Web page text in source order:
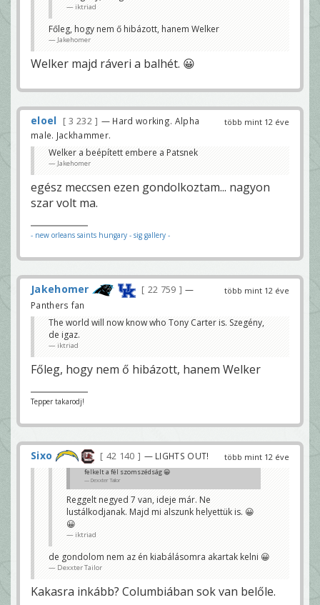
iktriad
Főleg, hogy nem ő hibázott, hanem Welker
Jakehomer
Welker majd ráveri a balhét. 😀
több mint 12 éve
eloel 3 232
— Hard working. Alpha
male. Jackhammer.
Welker a beépített embere a Patsnek
Jakehomer
egész meccsen ezen gondolkoztam... nagyon
szar volt ma.
- new orleans saints hungary - sig gallery -
több mint 12 éve
Jakehomer 22 759
—
Panthers fan
The world will now know who Tony Carter is. Szegény,
de igaz.
iktriad
Főleg, hogy nem ő hibázott, hanem Welker
Tepper takarodj!
több mint 12 éve
Sixo 42 140 — LIGHTS OUT!
felkelt a fél szomszédság 😀
Dexxter Tailor
Reggelt negyed 7 van, ideje már. Ne
lustálkodjanak. Majd mi alszunk helyettük is. 😀
😀
iktriad
de gondolom nem az én kiabálásomra akartak kelni 😀
Dexxter Tailor
Kakasra inkább? Columbiában sok van belőle.